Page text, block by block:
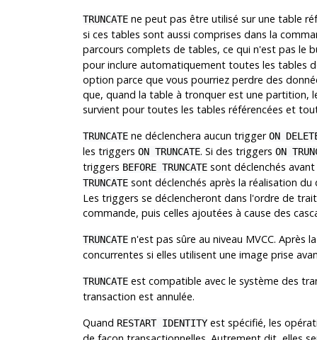
TRUNCATEne peut pas être utilisé sur une table
si ces tables sont aussi comprises dans la
parcours complets de tables, ce qui n'est pas le
pour inclure automatiquement toutes les tables
option parce que vous pourriez perdre des
que, quand la table à tronquer est une partition,
survient pour toutes les tables référencées et
TRUNCATEne déclenchera aucun triggerON
les triggers ON TRUNCATE. Si des triggers ON
triggers BEFORE TRUNCATEsont déclenchés
TRUNCATEsont déclenchés après la réalisation
Les triggers se déclencheront dans l'ordre de
commande, puis celles ajoutées à cause des
TRUNCATEn'est pas sûre au niveau MVCC. Après
concurrentes si elles utilisent une image prise
TRUNCATEest compatible avec le système des
transaction est annulée.
Quand RESTART IDENTITYest spécifié, les